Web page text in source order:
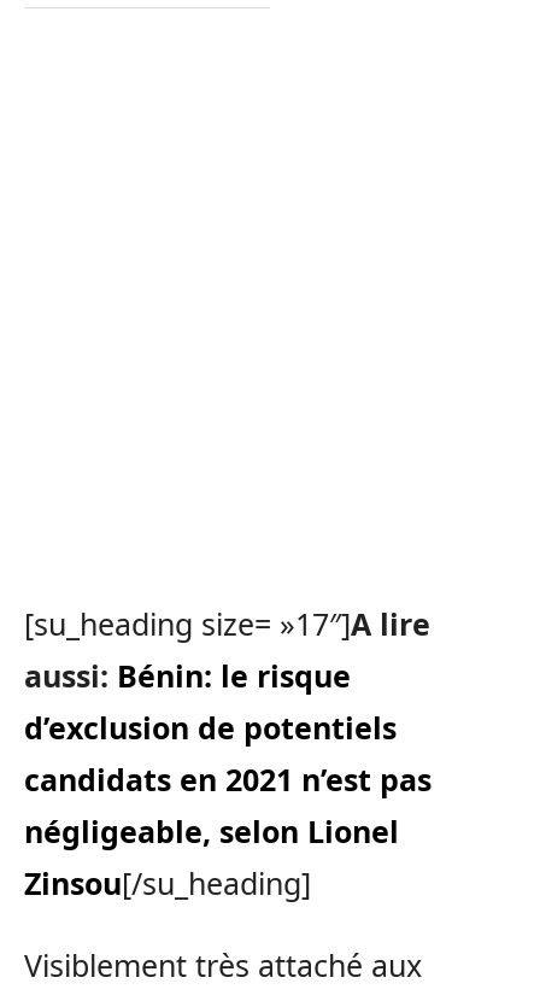
[su_heading size= »17″]A lire
aussi: Bénin: le risque
d’exclusion de potentiels
candidats en 2021 n’est pas
négligeable, selon Lionel
Zinsou[/su_heading]
Visiblement très attaché aux